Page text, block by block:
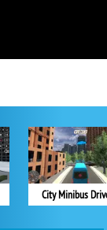
City Minibus